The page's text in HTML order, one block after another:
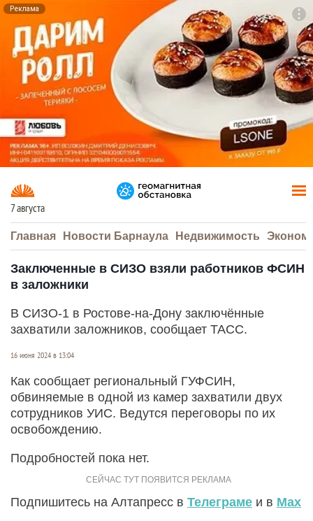
Реклама
7 августа
Главная Новости Барнаула Недвижимость
Заключенные в СИЗО взяли работников ФСИН
в заложники
В СИЗО-1 в Ростове-на-Дону заключённые
захватили заложников, сообщает ТАСС.
16 июня 2024 в 13:04
Как сообщает региональный ГУФСИН,
обвиняемые в одной из камер захватили двух
сотрудников УИС. Ведутся переговоры по их
освобождению.
Подробностей пока нет.
Подпишитесь на Алтапресс в Телеграме и в Max